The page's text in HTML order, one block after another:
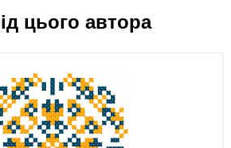
цього автора